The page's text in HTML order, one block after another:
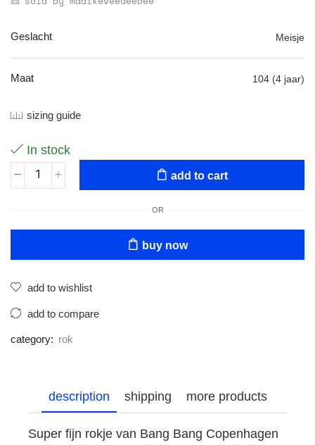
Geslacht Meisje
Maat 104 (4 jaar)
sizing guide
In stock
add to cart
OR
buy now
add to wishlist
add to compare
category: rok
description shipping more products
Super fijn rokje van Bang Bang Copenhagen